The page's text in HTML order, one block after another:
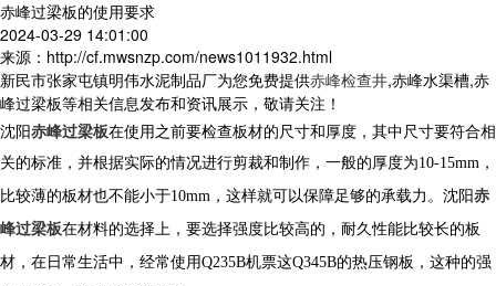
赤峰过梁板的使用要求
2024-03-29 14:01:00
来源：http://cf.mwsnzp.com/news1011932.html
新民市张家屯镇明伟水泥制品厂为您免费提供赤峰检查井,赤峰水渠槽,赤
峰过梁板等相关信息发布和资讯展示，敬请关注！
沈阳赤峰过梁板在使用之前要检查板材的尺寸和厚度，其中尺寸要符合相
关的标准，并根据实际的情况进行剪裁和制作，一般的厚度为10-15mm，
比较薄的板材也不能小于10mm，这样就可以保障足够的承载力。沈阳赤
峰过梁板在材料的选择上，要选择强度比较高的，耐久性能比较长的板
材，在日常生活中，经常使用Q235B机票这Q345B的热压钢板，这种的强